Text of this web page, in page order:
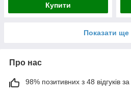
Купити
Показати ще
Про нас
98% позитивних з 48 відгуків за